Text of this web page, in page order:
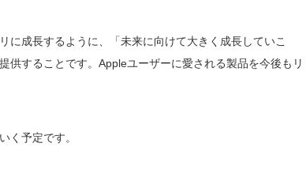
に成長するように、「未来に向けて大きく成長していこ
供することです。Appleユーザーに愛される製品を今後もリ
く予定です。